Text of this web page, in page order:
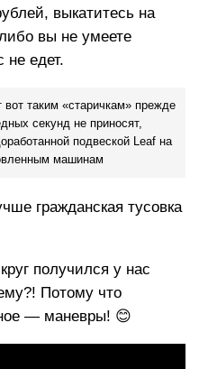
выкатитесь на
вы не умеете
едет.
вот таким «старичкам» прежде
секунд не приносят,
подвеской Leaf на
машинам
гражданская тусовка
получился у нас
Потому что
— маневры! 😊